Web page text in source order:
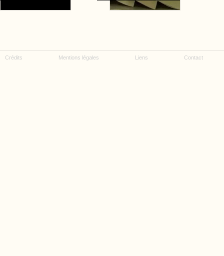
Crédits Mentions légales Liens Contact